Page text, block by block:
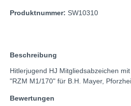
Produktnummer: SW10310
Beschreibung
Hitlerjugend HJ Mitgliedsabzeichen
"RZM M1/170" für B.H. Mayer,
Bewertungen